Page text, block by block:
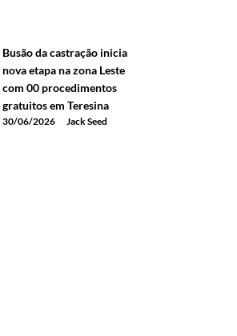
Busão da castração inicia
nova etapa na zona Leste
com 00 procedimentos
gratuitos em Teresina
30/06/2026 Jack Seed